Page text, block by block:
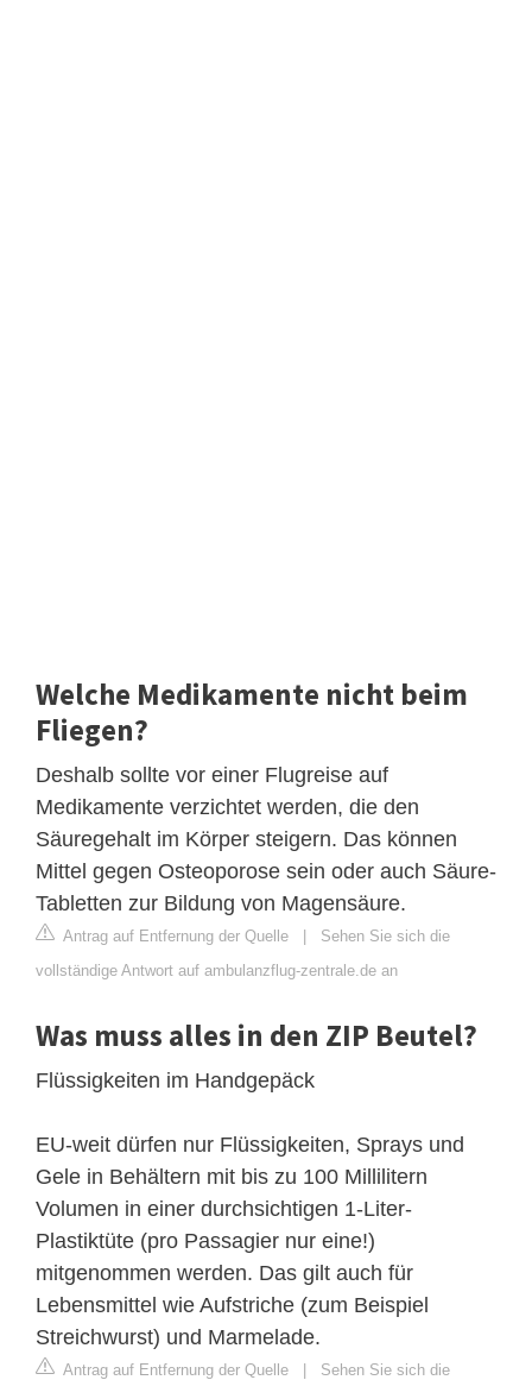
Welche Medikamente nicht beim
Fliegen?
Deshalb sollte vor einer Flugreise auf
Medikamente verzichtet werden, die den
Säuregehalt im Körper steigern. Das können
Mittel gegen Osteoporose sein oder auch Säure-
Tabletten zur Bildung von Magensäure.
Antrag auf Entfernung der Quelle | Sehen Sie sich die
vollständige Antwort auf ambulanzflug-zentrale.de an
Was muss alles in den ZIP Beutel?
Flüssigkeiten im Handgepäck
EU-weit dürfen nur Flüssigkeiten, Sprays und
Gele in Behältern mit bis zu 100 Millilitern
Volumen in einer durchsichtigen 1-Liter-
Plastiktüte (pro Passagier nur eine!)
mitgenommen werden. Das gilt auch für
Lebensmittel wie Aufstriche (zum Beispiel
Streichwurst) und Marmelade.
Antrag auf Entfernung der Quelle | Sehen Sie sich die